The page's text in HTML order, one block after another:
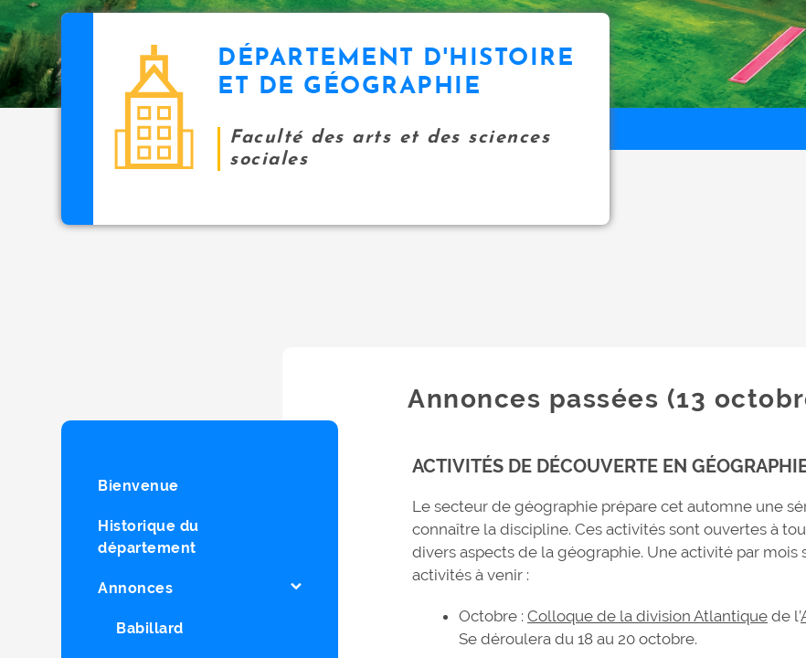
DÉPARTEMENT D'HISTOIRE
ET DE GÉOGRAPHIE
Faculté des arts et des sciences
sociales
Bienvenue
Historique du
département
Annonces
Babillard
Annonces passées (13
ACTIVITÉS DE DÉCOUVERTE EN
Le secteur de géographie prépare cet automne une
connaître la discipline. Ces activités sont ouvertes à
divers aspects de la géographie. Une activité par
activités à venir :
Octobre :Colloque de la division Atlantique de l’
Se déroulera du 18 au 20 octobre.